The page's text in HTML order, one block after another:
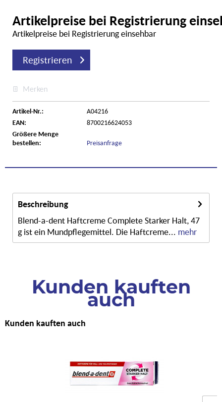
Artikelpreise bei Registrierung
Artikelpreise bei Registrierung einsehbar
Registrieren
Merken
Artikel-Nr.:
A04216
EAN:
8700216624053
Größere Menge
bestellen:
Preisanfrage
Beschreibung
Blend-a-dent Haftcreme Complete Starker Halt, 47
g ist ein Mundpflegemittel. Die Haftcreme... mehr
Kunden kauften
auch
Kunden kauften auch